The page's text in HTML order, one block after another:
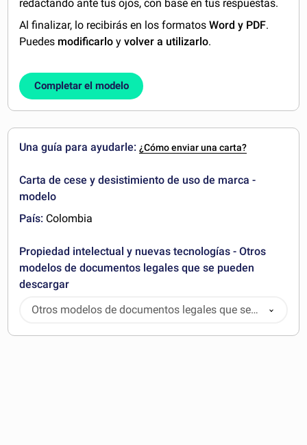
redactando ante tus ojos, con base en tus respuestas.
Al finalizar, lo recibirás en los formatosWord y PDF.
Puedes modificarlo yvolver a utilizarlo.
Completar el modelo
Una guía para ayudarle:¿Cómo enviar una carta?
Carta de cese y desistimiento de uso de marca -
modelo
País: Colombia
Propiedad intelectual y nuevas tecnologías - Otros
modelos de documentos legales que se pueden
descargar
Otros modelos de documentos legales que se
pueden descargar